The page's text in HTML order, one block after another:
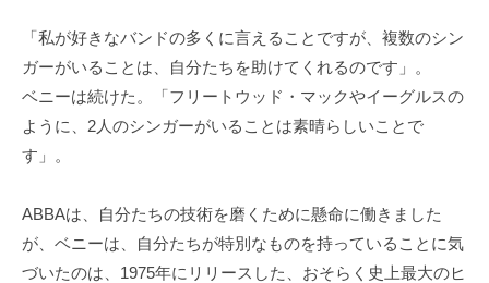
「私が好きなバンドの多くに言えることですが、複数のシン
ガーがいることは、自分たちを助けてくれるのです」。
ベニーは続けた。「フリートウッド・マックやイーグルスの
ように、2人のシンガーがいることは素晴らしいことで
す」。
ABBAは、自分たちの技術を磨くために懸命に働きました
が、ベニーは、自分たちが特別なものを持っていることに気
づいたのは、1975年にリリースした、おそらく史上最大のヒ